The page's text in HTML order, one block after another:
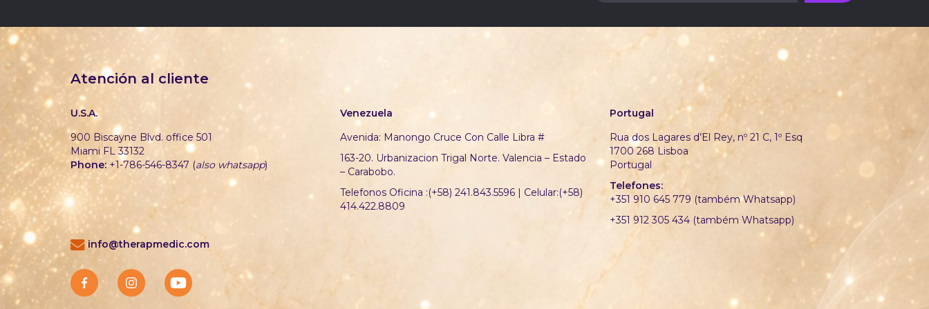
Atención al cliente
U.S.A.
900 Biscayne Blvd. office 501
Miami FL 33132
Phone: +1-786-546-8347 (also whatsapp)
Venezuela
Avenida: Manongo Cruce Con Calle Libra #
163-20. Urbanizacion Trigal Norte. Valencia – Estado
– Carabobo.
Telefonos Oficina :(+58) 241.843.5596 | Celular:(+58)
414.422.8809
Portugal
Rua dos Lagares d’El Rey, nº 21 C, 1º Esq
1700 268 Lisboa
Portugal
Telefones:
+351 910 645 779 (também Whatsapp)
+351 912 305 434 (também Whatsapp)
info@therapmedic.com